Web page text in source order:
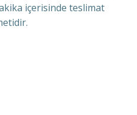
içerisinde teslimat